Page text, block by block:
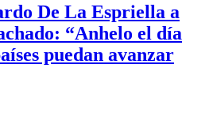
De La Espriella a
“Anhelo el día
puedan avanzar